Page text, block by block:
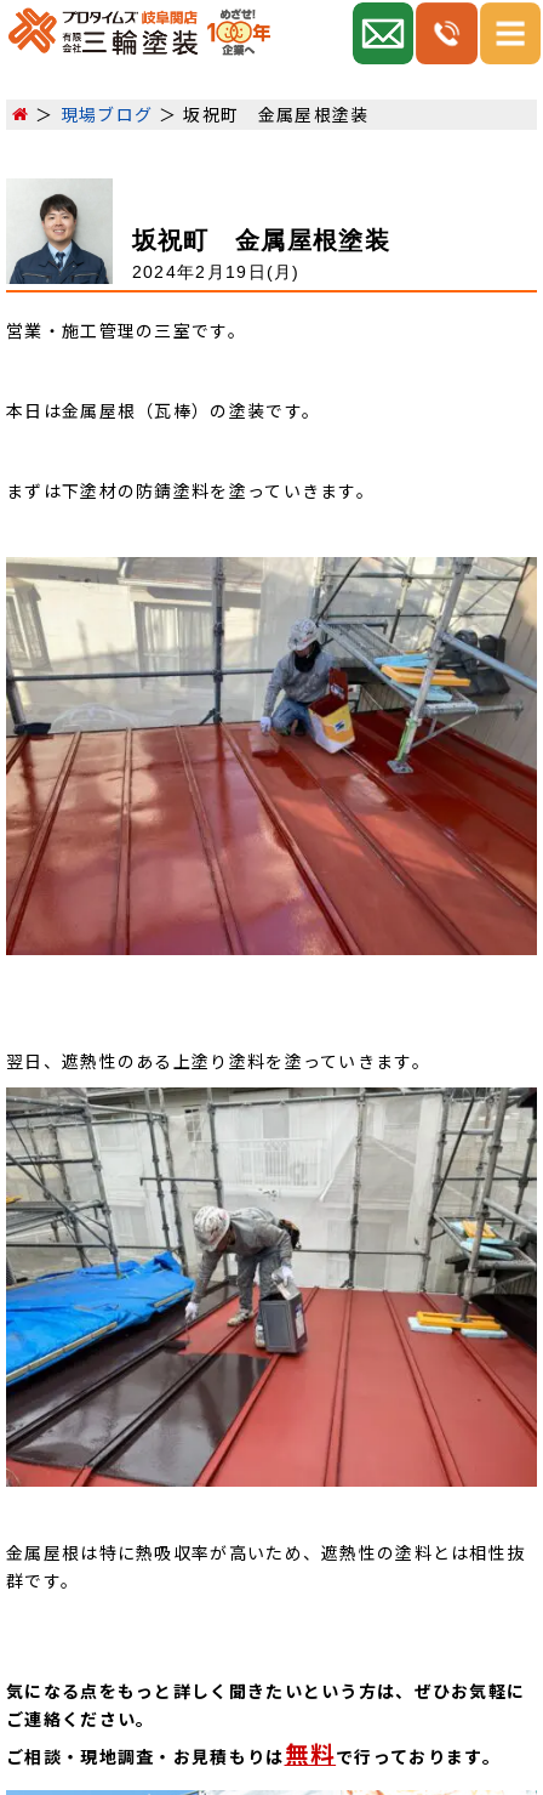
現場ブログ 坂祝町 金属屋根塗装
坂祝町 金属屋根塗装
2024年2月19日(月)
営業・施工管理の三室です。
本日は金属屋根（瓦棒）の塗装です。
まずは下塗材の防錆塗料を塗っていきます。
翌日、遮熱性のある上塗り塗料を塗っていきます。
金属屋根は特に熱吸収率が高いため、遮熱性の塗料とは相性抜
群です。
気になる点をもっと詳しく聞きたいという方は、ぜひお気軽に
ご連絡ください。
ご相談・現地調査・お見積もりは無料で行っております。